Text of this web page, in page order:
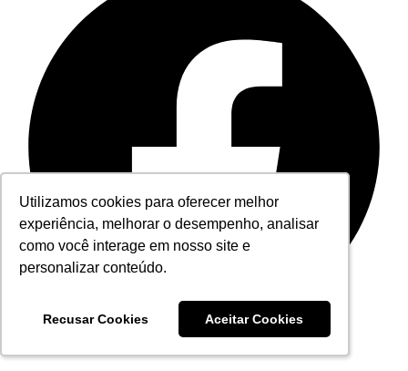
Utilizamos cookies para oferecer melhor
experiência, melhorar o desempenho, analisar
como você interage em nosso site e
personalizar conteúdo.
Recusar Cookies Aceitar Cookies
Utilizamos cookies para oferecer melhor
experiência, melhorar o desempenho, analisar
como você interage em nosso site e
personalizar conteúdo.
Recusar Cookies Aceitar Cookies